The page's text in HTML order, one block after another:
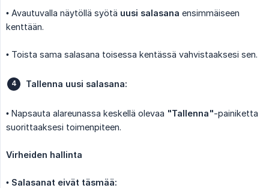
• Avautuvalla näytöllä syötä uusi salasana ensimmäiseen
kenttään.
• Toista sama salasana toisessa kentässä vahvistaaksesi sen.
Tallenna uusi salasana:
• Napsauta alareunassa keskellä olevaa "Tallenna"-painiketta
suorittaaksesi toimenpiteen.
Virheiden hallinta
• Salasanat eivät täsmää: